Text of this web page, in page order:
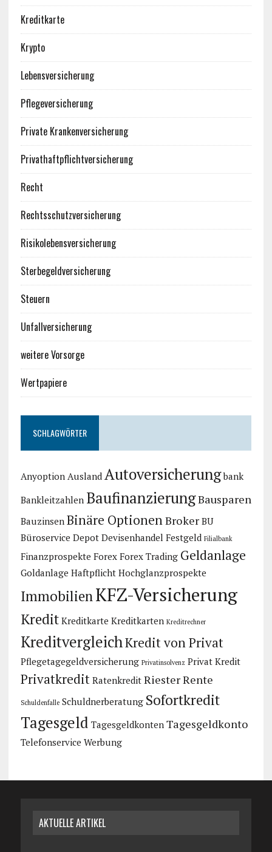
Kreditkarte
Krypto
Lebensversicherung
Pflegeversicherung
Private Krankenversicherung
Privathaftpflichtversicherung
Recht
Rechtsschutzversicherung
Risikolebensversicherung
Sterbegeldversicherung
Steuern
Unfallversicherung
weitere Vorsorge
Wertpapiere
SCHLAGWÖRTER
Anyoption Ausland Autoversicherung bank
Bankleitzahlen BaufinanzierungBausparen
Bauzinsen Binäre OptionenBroker BU
Büroservice Depot Devisenhandel Festgeld Filialbank
Finanzprospekte Forex Forex Trading Geldanlage
Goldanlage Haftpflicht Hochglanzprospekte
ImmobilienKFZ-Versicherung
Kredit Kreditkarte Kreditkarten Kreditrechner
KreditvergleichKredit von Privat
Pflegetagegeldversicherung Privatinsolvenz Privat Kredit
Privatkredit Ratenkredit Riester Rente
Schuldenfalle Schuldnerberatung Sofortkredit
Tagesgeld Tagesgeldkonten Tagesgeldkonto
Telefonservice Werbung
AKTUELLE ARTIKEL